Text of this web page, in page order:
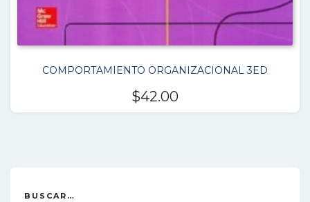
COMPORTAMIENTO ORGANIZACIONAL 3ED
$42.00
BUSCAR…